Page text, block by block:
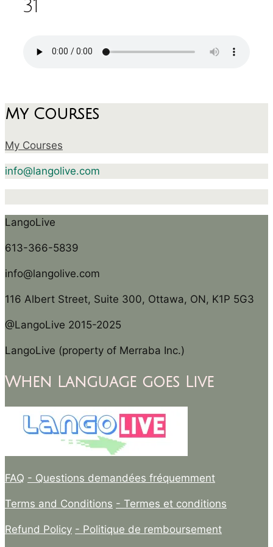
31
My Courses
My Courses
info@langolive.com
LangoLive
613-366-5839
info@langolive.com
116 Albert Street, Suite 300, Ottawa, ON, K1P 5G3
@LangoLive 2015-2025
LangoLive (property of Merraba Inc.)
When Language goes Live
FAQ - Questions demandées fréquemment
Terms and Conditions - Termes et conditions
Refund Policy - Politique de remboursement